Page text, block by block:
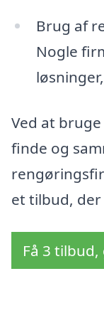
Brug af
Nogle
Ved at
finde og
et tilbud,
Få 3